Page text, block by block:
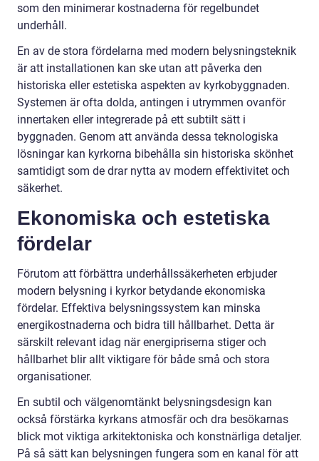
som den minimerar kostnaderna för regelbundet
underhåll.
En av de stora fördelarna med modern belysningsteknik
är att installationen kan ske utan att påverka den
historiska eller estetiska aspekten av kyrkobyggnaden.
Systemen är ofta dolda, antingen i utrymmen ovanför
innertaken eller integrerade på ett subtilt sätt i
byggnaden. Genom att använda dessa teknologiska
lösningar kan kyrkorna bibehålla sin historiska skönhet
samtidigt som de drar nytta av modern effektivitet och
säkerhet.
Ekonomiska och estetiska
fördelar
Förutom att förbättra underhållssäkerheten erbjuder
modern belysning i kyrkor betydande ekonomiska
fördelar. Effektiva belysningssystem kan minska
energikostnaderna och bidra till hållbarhet. Detta är
särskilt relevant idag när energipriserna stiger och
hållbarhet blir allt viktigare för både små och stora
organisationer.
En subtil och välgenomtänkt belysningsdesign kan
också förstärka kyrkans atmosfär och dra besökarnas
blick mot viktiga arkitektoniska och konstnärliga detaljer.
På så sätt kan belysningen fungera som en kanal för att